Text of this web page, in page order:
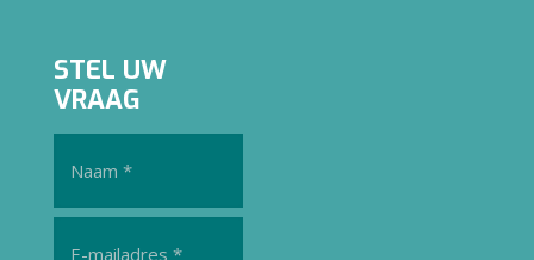
STEL UW
VRAAG